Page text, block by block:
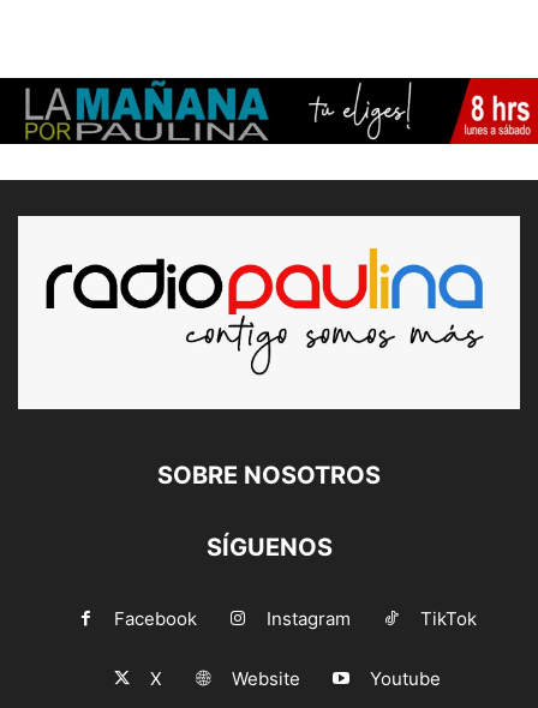
SOBRE NOSOTROS
SÍGUENOS
Facebook Instagram TikTok
X Website Youtube